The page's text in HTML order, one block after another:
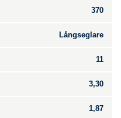
370
Långseglare
11
3,30
1,87